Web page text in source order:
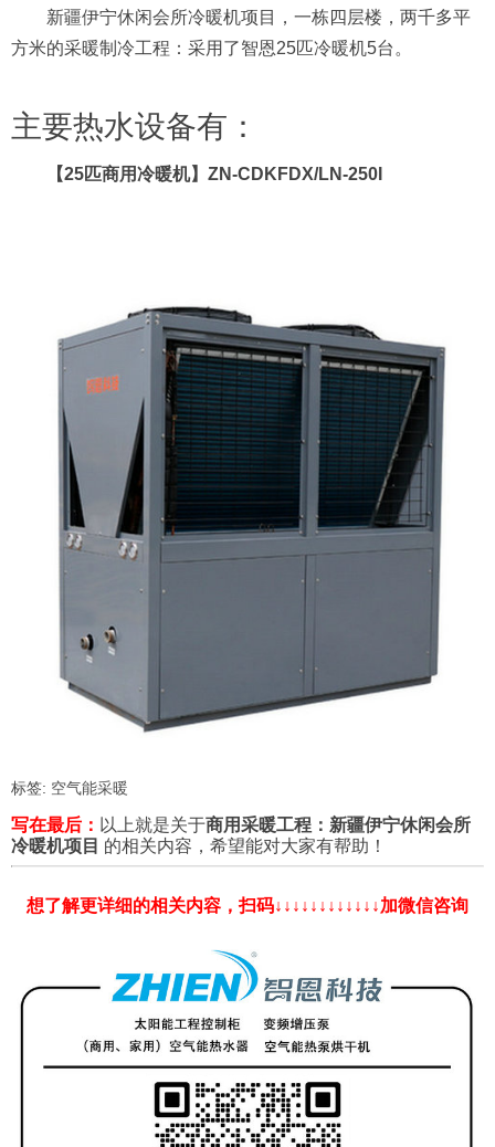
新疆伊宁休闲会所冷暖机项目，一栋四层楼，两千多平
方米的采暖制冷工程：采用了智恩25匹冷暖机5台。
主要热水设备有：
【25匹商用冷暖机】ZN-CDKFDX/LN-250I
标签: 空气能采暖
写在最后： 以上就是关于商用采暖工程：新疆伊宁休闲会所
冷暖机项目 的相关内容，希望能对大家有帮助！
想了解更详细的相关内容，扫码↓↓↓↓↓↓↓↓↓↓↓↓加微信咨询